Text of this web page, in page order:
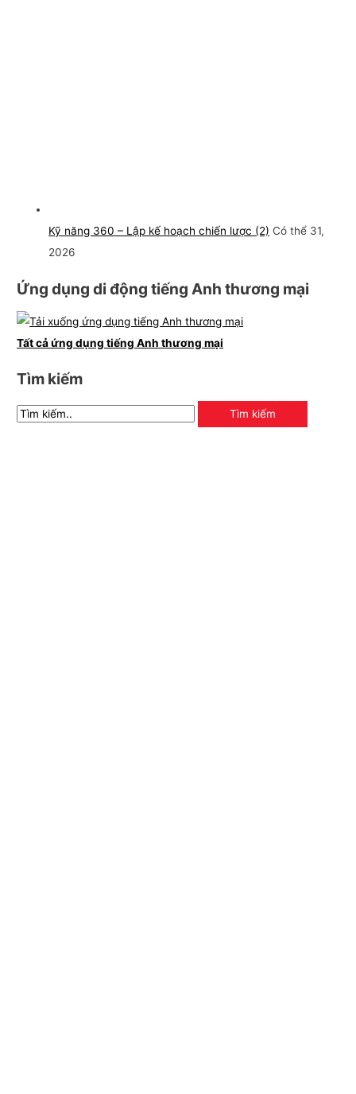
Kỹ năng 360 – Lập kế hoạch chiến lược (2) Có thể 31,
2026
Ứng dụng di động tiếng Anh thương mại
Tất cả ứng dụng tiếng Anh thương mại
Tìm kiếm